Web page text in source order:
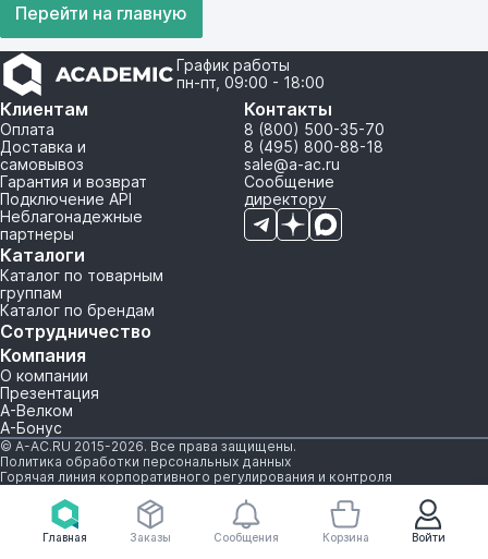
Главная Войти
Заказы Сообщения Корзина
Перейти на главную
График работы
пн-пт, 09:00 - 18:00
Клиентам
Оплата
Доставка и
самовывоз
Гарантия и возврат
Подключение API
Неблагонадежные
партнеры
Каталоги
Каталог по товарным
группам
Каталог по брендам
Сотрудничество
Компания
О компании
Презентация
А-Велком
А-Бонус
Контакты
8 (800) 500-35-70
8 (495) 800-88-18
sale@a-ac.ru
Сообщение
директору
© A-AC.RU 2015-2026. Все права защищены.
Политика обработки персональных данных
Горячая линия корпоративного регулирования и контроля